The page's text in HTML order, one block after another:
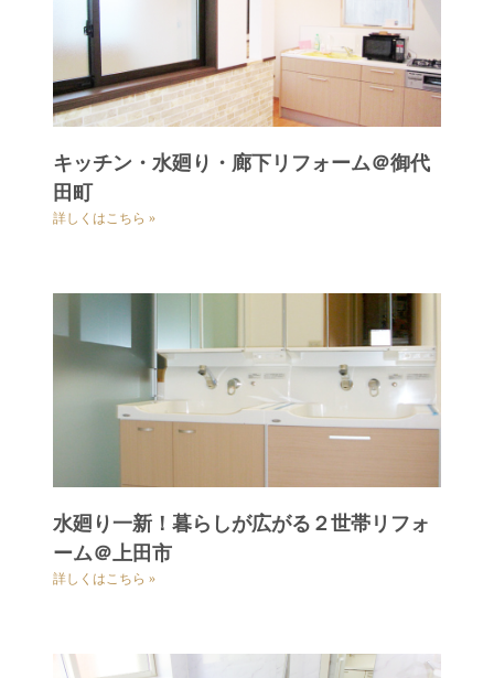
キッチン・水廻り・廊下リフォーム＠御代
田町
詳しくはこちら »
水廻り一新！暮らしが広がる２世帯リフォ
ーム＠上田市
詳しくはこちら »